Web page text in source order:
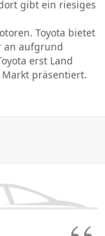
gibt ein riesiges
Toyota bietet
an aufgrund
erst Land
Markt präsentiert.